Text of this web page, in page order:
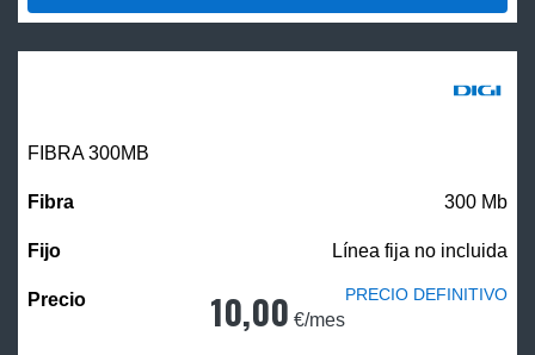
FIBRA 300MB
300 Mb
Línea fija no incluida
10,00 €/mes
PRECIO DEFINITIVO